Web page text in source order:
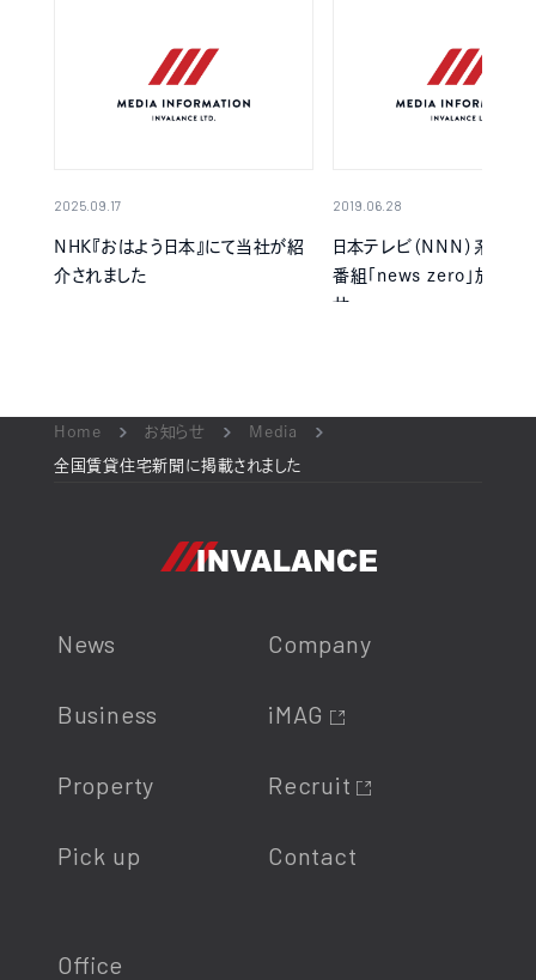
2025.09.17
NHK『おはよう日本』にて当社が紹
介されました
2019.06.28
日本テレビ（NNN）系列の
番組「news zero」放送の
せ
Home お知らせ Media
全国賃貸住宅新聞に掲載されました
News
Business
Property
Pick up
Company
iMAG
Recruit
Contact
Office